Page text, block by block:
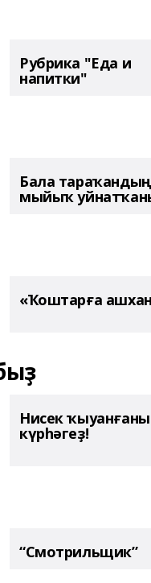
Рубрика "Еда и
напитки"
Бала тараҡандың
мыйыҡ
«Ҡоштарға
Нисек
күрһәгеҙ!
“Смотрильщик”